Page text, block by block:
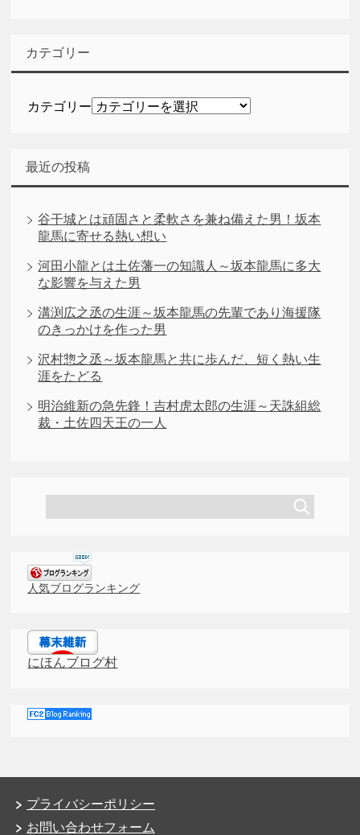
カテゴリー
カテゴリー
最近の投稿
谷干城とは頑固さと柔軟さを兼ね備えた男！坂本
龍馬に寄せる熱い想い
河田小龍とは土佐藩一の知識人～坂本龍馬に多大
な影響を与えた男
溝渕広之丞の生涯～坂本龍馬の先輩であり海援隊
のきっかけを作った男
沢村惣之丞～坂本龍馬と共に歩んだ、短く熱い生
涯をたどる
明治維新の急先鋒！吉村虎太郎の生涯～天誅組総
裁・土佐四天王の一人
人気ブログランキング
にほんブログ村
プライバシーポリシー
お問い合わせフォーム